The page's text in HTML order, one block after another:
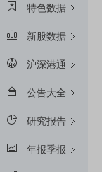
特色数据
新股数据
沪深港通
公告大全
研究报告
年报季报